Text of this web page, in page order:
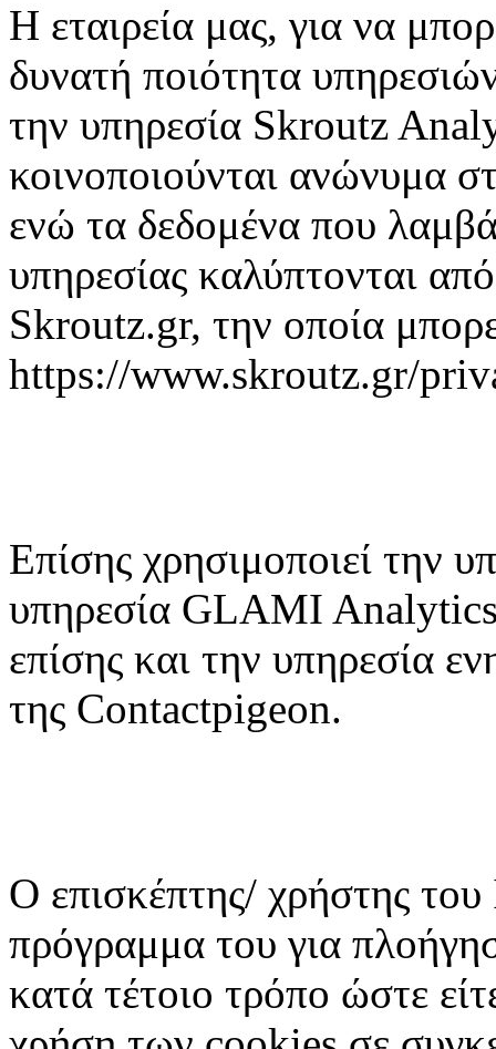
Η εταιρεία μας, για να
δυνατή ποιότητα
την υπηρεσία Skroutz
κοινοποιούνται ανώνυμα
ενώ τα δεδομένα που
υπηρεσίας καλύπτονται
Skroutz.gr, την οποία
https://www.skroutz.gr/
Επίσης χρησιμοποιεί την
υπηρεσία GLAMI
επίσης και την υπηρεσία
της Contactpigeon.
Ο επισκέπτης/ χρήστης του
πρόγραμμα του για
κατά τέτοιο τρόπο ώστε